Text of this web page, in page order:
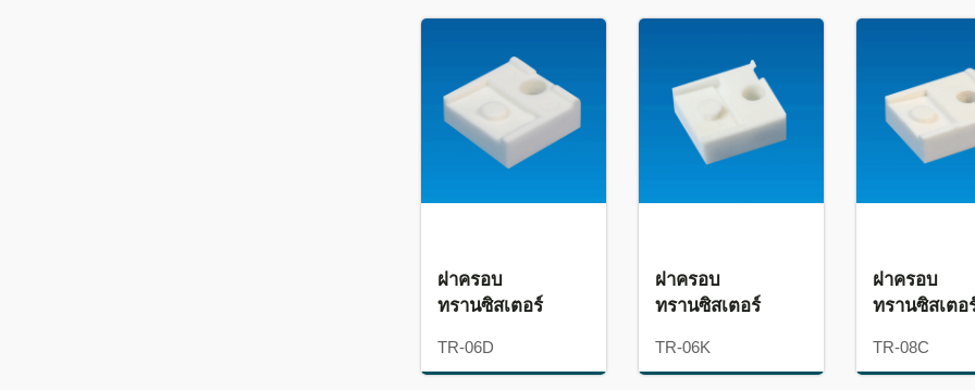
ฝาครอบ
ทรานซิสเตอร์
TR-06D
ฝาครอบ
ทรานซิสเตอร์
TR-06K
ฝาครอบ
ทรานซิสเตอ
TR-08C